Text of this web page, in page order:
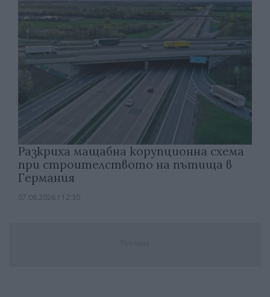
Разкриха мащабна корупционна схема
при строителството на пътища в
Германия
07.08.2026 / 12:30